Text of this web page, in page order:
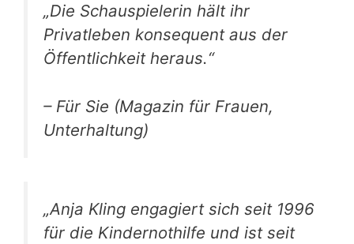
„Die Schauspielerin hält ihr
Privatleben konsequent aus der
Öffentlichkeit heraus.“
– Für Sie (Magazin für Frauen,
Unterhaltung)
„Anja Kling engagiert sich seit 1996
für die Kindernothilfe und ist seit